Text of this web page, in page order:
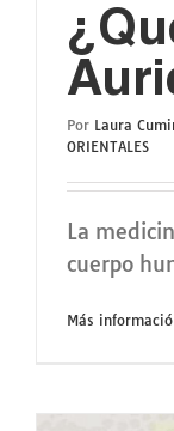
Por Laura
ORIENTALES
La
cuerpo
Más